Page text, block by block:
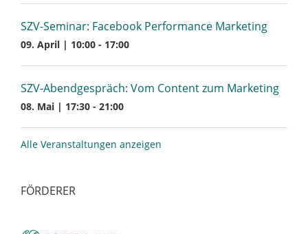
SZV-Seminar: Facebook Performance Marketing
09. April | 10:00 - 17:00
SZV-Abendgespräch: Vom Content zum Marketing
08. Mai | 17:30 - 21:00
Alle Veranstaltungen anzeigen
FÖRDERER